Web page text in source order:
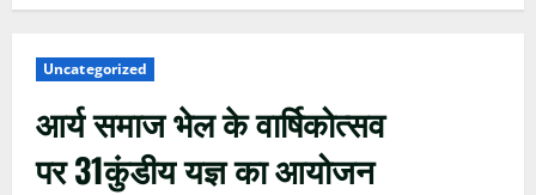
Uncategorized
आर्य समाज भेल के वार्षिकोत्सव
पर 31कुंडीय यज्ञ का आयोजन